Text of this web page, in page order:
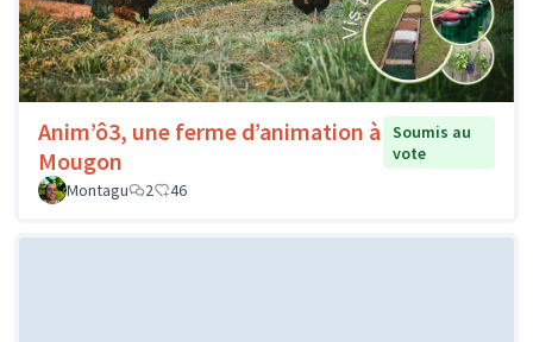
Anim’ô3, une ferme d’animation à
Mougon
Soumis au
vote
Montagu
2 46